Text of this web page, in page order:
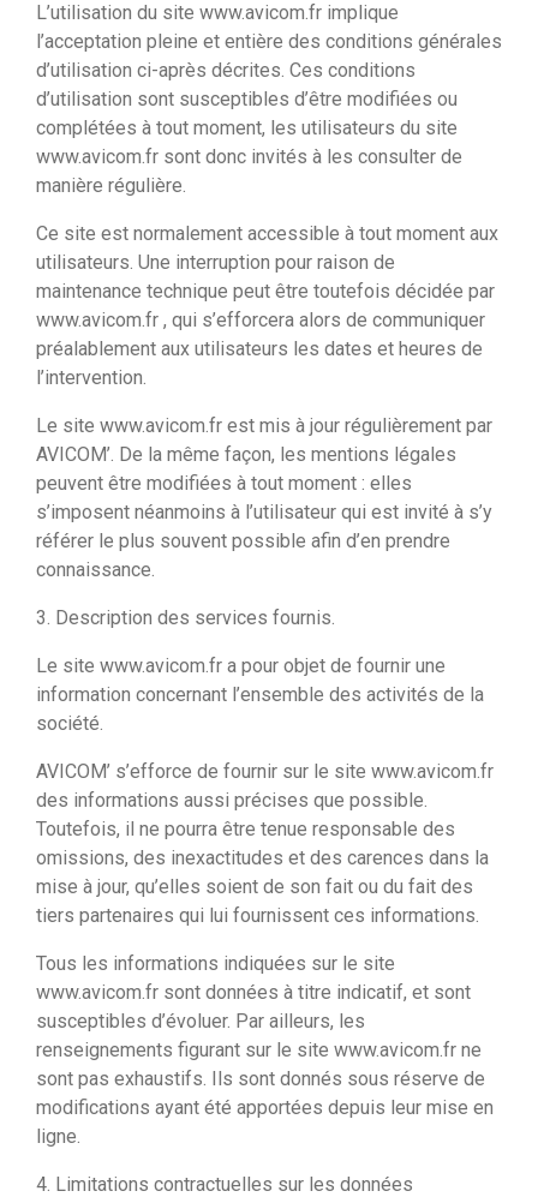
L’utilisation du site www.avicom.fr implique
l’acceptation pleine et entière des conditions générales
d’utilisation ci-après décrites. Ces conditions
d’utilisation sont susceptibles d’être modifiées ou
complétées à tout moment, les utilisateurs du site
www.avicom.fr sont donc invités à les consulter de
manière régulière.
Ce site est normalement accessible à tout moment aux
utilisateurs. Une interruption pour raison de
maintenance technique peut être toutefois décidée par
www.avicom.fr , qui s’efforcera alors de communiquer
préalablement aux utilisateurs les dates et heures de
l’intervention.
Le site www.avicom.fr est mis à jour régulièrement par
AVICOM’. De la même façon, les mentions légales
peuvent être modifiées à tout moment : elles
s’imposent néanmoins à l’utilisateur qui est invité à s’y
référer le plus souvent possible afin d’en prendre
connaissance.
3. Description des services fournis.
Le site www.avicom.fr a pour objet de fournir une
information concernant l’ensemble des activités de la
société.
AVICOM’ s’efforce de fournir sur le site www.avicom.fr
des informations aussi précises que possible.
Toutefois, il ne pourra être tenue responsable des
omissions, des inexactitudes et des carences dans la
mise à jour, qu’elles soient de son fait ou du fait des
tiers partenaires qui lui fournissent ces informations.
Tous les informations indiquées sur le site
www.avicom.fr sont données à titre indicatif, et sont
susceptibles d’évoluer. Par ailleurs, les
renseignements figurant sur le site www.avicom.fr ne
sont pas exhaustifs. Ils sont donnés sous réserve de
modifications ayant été apportées depuis leur mise en
ligne.
4. Limitations contractuelles sur les données